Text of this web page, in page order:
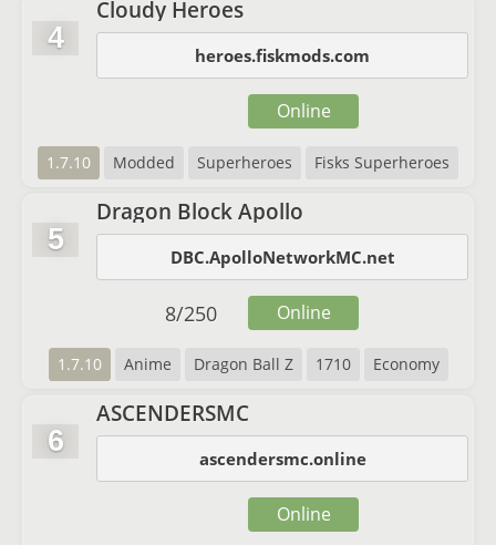
4
Cloudy Heroes
heroes.fiskmods.com
1.7.10 Modded Superheroes Fisks Superheroes
Online
5
Dragon Block Apollo
DBC.ApolloNetworkMC.net
1.7.10 Anime Dragon Ball Z 1710 Economy
8/250 Online
6
ASCENDERSMC
ascendersmc.online
Online